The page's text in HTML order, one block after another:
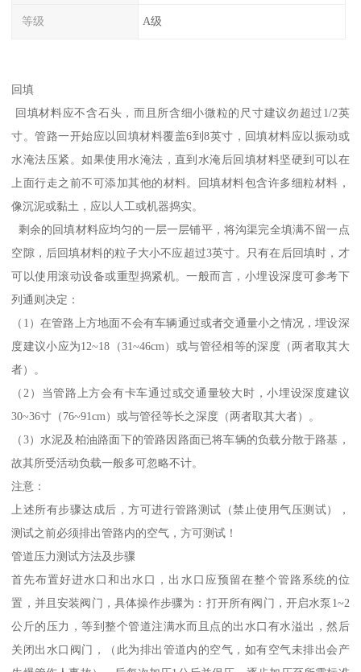
等级 A级
回填
回填材料应不含石头，而且所含细小微粒的尺寸建议勿超过1/2英
寸。管路一开始应以回填材料覆盖6到8英寸，回填材料应以振动或
水淹法压紧。如果使用水淹法，直到水淹后回填材料坚硬到可以在
上面行走之前不可添加其他的材料。回填材料包含许多细粒材料，
像沉泥或黏土，应以人工或机器捣实。
剩余的回填材料应均匀的一层一层铺平，将沟渠完全填满不留一点
空隙，后回填材料的粒子大小不应超过3英寸。只有在后回填时，才
可以使用滚动设备或重型捣紧机。一般而言，小埋设深度可参考下
列通则决定：
（1）在管路上方地面不会有车辆通过或者交通量小之情况，埋设深
度建议小应为12~18（31~46cm）或与管径相等的深度（两者取其大
者）。
（2）当管路上方会有卡车通过或交通量较大时，小埋设深度建议
30~36寸（76~91cm）或与管径等长之深度（两者取其大者）。
（3）水泥及柏油路面下的管路因路面已将车辆的负载分散于路基，
故其所受活动负载一般多可忽略不计。
注意：
上述所有步骤达成后，方可进行管路测试（禁止使用气压测试），
测试之前必须排出管路内的空气，方可测试！
管道压力测试方法及步骤
首先布置好进水口和出水口，出水口应预留在整个管路系统的位
置，并且安装阀门，具体操作步骤为：打开所有阀门，开启水泵1~2
公斤的压力，等到整个管道注满水而且点的出水口有水溢出，然后
关闭出水口阀门，（此为排出管道内的空气，如有空气未排出会产